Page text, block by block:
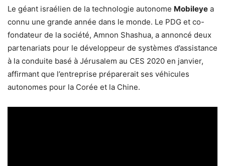
Le géant israélien de la technologie autonome Mobileye a
connu une grande année dans le monde. Le PDG et co-
fondateur de la société, Amnon Shashua, a annoncé deux
partenariats pour le développeur de systèmes d’assistance
à la conduite basé à Jérusalem au CES 2020 en janvier,
affirmant que l’entreprise préparerait ses véhicules
autonomes pour la Corée et la Chine.